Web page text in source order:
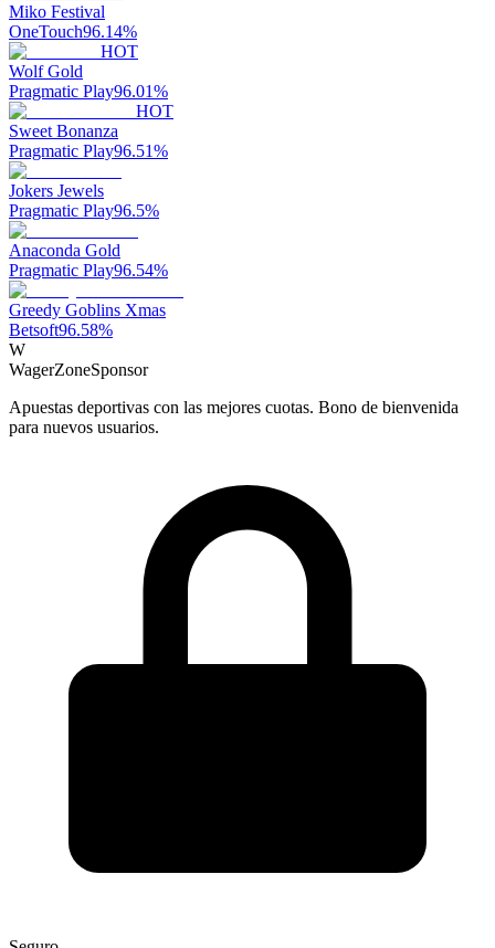
Miko Festival
OneTouch96.14%
HOT
Wolf Gold
Pragmatic Play96.01%
HOT
Sweet Bonanza
Pragmatic Play96.51%
Jokers Jewels
Pragmatic Play96.5%
Anaconda Gold
Pragmatic Play96.54%
Greedy Goblins Xmas
Betsoft96.58%
W
WagerZoneSponsor
Apuestas deportivas con las mejores cuotas. Bono de bienvenida
para nuevos usuarios.